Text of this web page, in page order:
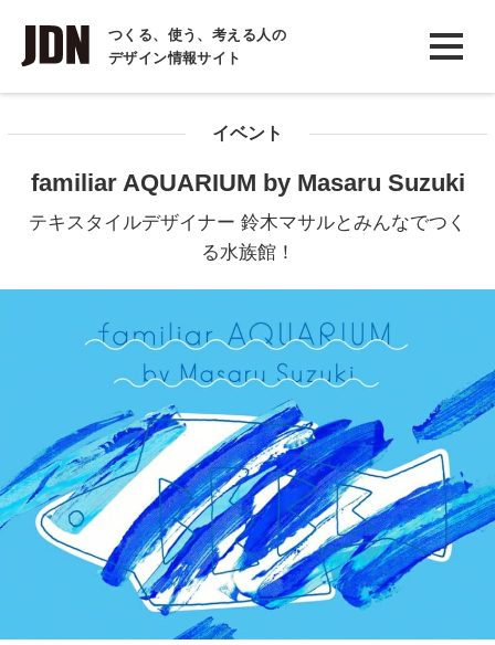
つくる、使う、考える人の
デザイン情報サイト
INTERVIEW
インタビュー
COLUMN
イベント
familiar AQUARIUM by Masaru Suzuki
テキスタイルデザイナー 鈴木マサルとみんなでつく
る水族館！